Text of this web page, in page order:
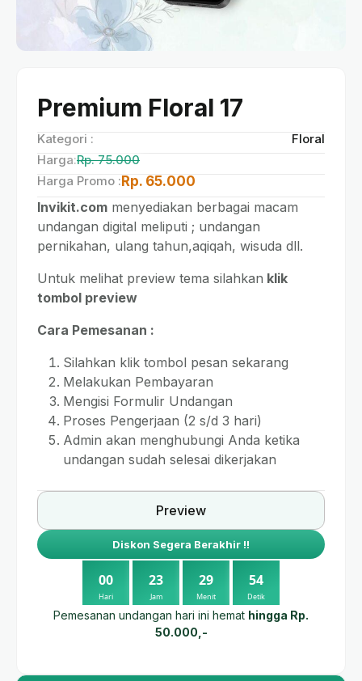
Premium Floral 17
Kategori :
Floral
Harga:Rp. 75.000
Harga Promo : Rp. 65.000
Invikit.com menyediakan berbagai macam
undangan digital meliputi ; undangan
pernikahan, ulang tahun,aqiqah, wisuda dll.
Untuk melihat preview tema silahkan klik
tombol preview
Cara Pemesanan :
Silahkan klik tombol pesan sekarang
Melakukan Pembayaran
Mengisi Formulir Undangan
Proses Pengerjaan (2 s/d 3 hari)
Admin akan menghubungi Anda ketika
undangan sudah selesai dikerjakan
Preview
Diskon Segera Berakhir !!
00
Hari
23
Jam
29
Menit
53
Detik
Pemesanan undangan hari ini hemat hingga Rp.
50.000,-